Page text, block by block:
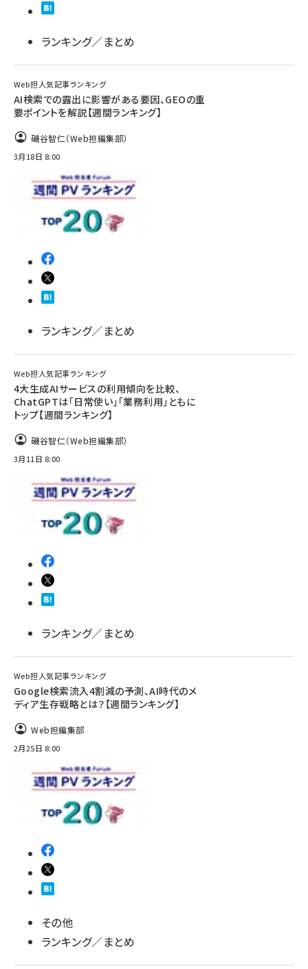
ランキング／まとめ
Web担人気記事ランキング
AI検索での露出に影響がある要因、GEOの重
要ポイントを解説【週間ランキング】
磯谷智仁（Web担編集部）
3月18日 8:00
ランキング／まとめ
Web担人気記事ランキング
4大生成AIサービスの利用傾向を比較、
ChatGPTは「日常使い」「業務利用」ともに
トップ【週間ランキング】
磯谷智仁（Web担編集部）
3月11日 8:00
ランキング／まとめ
Web担人気記事ランキング
Google検索流入4割減の予測、AI時代のメ
ディア生存戦略とは？【週間ランキング】
Web担編集部
2月25日 8:00
その他
ランキング／まとめ